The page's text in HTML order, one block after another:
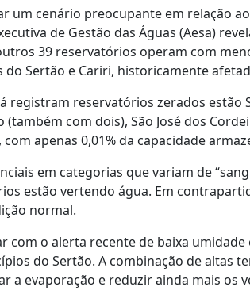
um cenário preocupante em relação
de Gestão das Águas (Aesa)
39 reservatórios operam com
do Sertão e Cariri, historicamente
registram reservatórios zerados estão
com dois), São José dos
apenas 0,01% da capacidade
em categorias que variam de
estão vertendo água. Em
normal.
com o alerta recente de baixa
do Sertão. A combinação de altas
a evaporação e reduzir ainda mais os